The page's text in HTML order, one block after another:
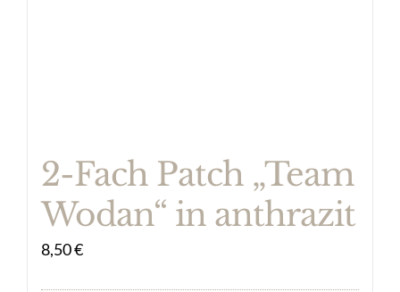
2-Fach Patch „Team
Wodan“ in anthrazit
8,50€